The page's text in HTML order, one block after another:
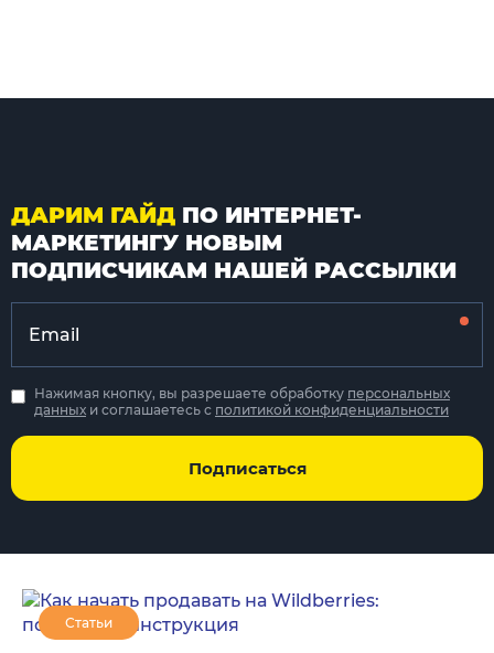
ДАРИМ ГАЙД ПО ИНТЕРНЕТ-
МАРКЕТИНГУ НОВЫМ
ПОДПИСЧИКАМ НАШЕЙ РАССЫЛКИ
Подписаться
Нажимая кнопку, вы разрешаете обработку персональных
данных и соглашаетесь с политикой конфиденциальности
Статьи